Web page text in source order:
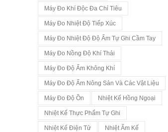
Máy Đo Khí Độc Đa Chỉ Tiêu
Máy Đo Nhiệt Độ Tiếp Xúc
Máy Đo Nhiệt Độ Độ Ẩm Tự Ghi Cầm Tay
Máy Đo Nồng Độ Khí Thải
Máy Đo Độ Ẩm Không Khí
Máy Đo Độ Ẩm Nông Sản Và Các Vật Liệu
Máy Đo Độ Ồn Nhiệt Kế Hồng Ngoại
Nhiệt Kế Thực Phẩm Tự Ghi
Nhiệt Kế Điện Tử Nhiệt Ẩm Kế